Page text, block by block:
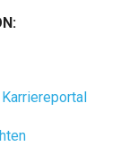
mit
Chef de Rang
und liebst[...]